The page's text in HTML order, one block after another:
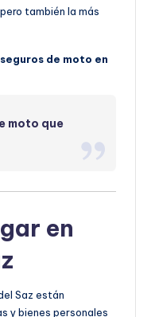
también la más
de moto en
moto que
en
Saz están
y bienes personales